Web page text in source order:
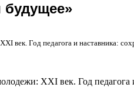
будущее»
век. Год педагога и наставника:
XXI век. Год педагога